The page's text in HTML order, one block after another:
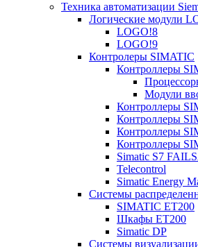
Техника автоматизации
Логические модули
LOGO!8
LOGO!9
Контролеры SIMATIC
Контроллеры
Модули
Контроллеры
Контроллеры
Контроллеры
Контроллеры
Simatic S7
Telecontrol
Simatic Energy
Системы
SIMATIC ET200
Шкафы ET200
Simatic DP
Системы